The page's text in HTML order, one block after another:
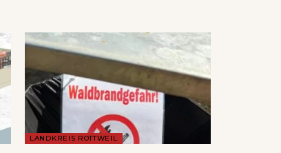
LANDKREIS ROTTWEIL